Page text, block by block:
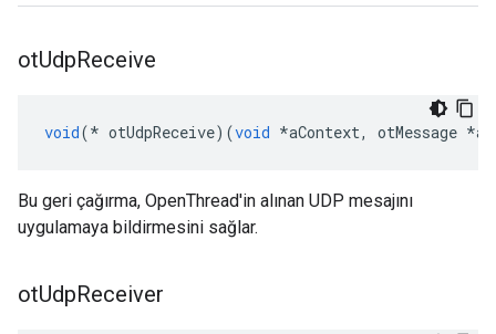
otUdpReceive
void(* otUdpReceive)(void *aContext, otMessage *
Bu geri çağırma, OpenThread'in alınan UDP mesajını
uygulamaya bildirmesini sağlar.
otUdpReceiver